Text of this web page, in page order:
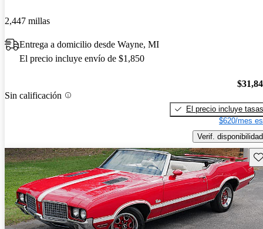
2,447 millas
Entrega a domicilio desde Wayne, MI
El precio incluye envío de $1,850
Sin calificación
El precio incluye tasas
$620/mes
Verif. disponibilidad